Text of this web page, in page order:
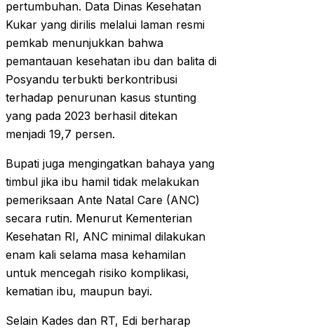
pertumbuhan. Data Dinas Kesehatan
Kukar yang dirilis melalui laman resmi
pemkab menunjukkan bahwa
pemantauan kesehatan ibu dan balita di
Posyandu terbukti berkontribusi
terhadap penurunan kasus stunting
yang pada 2023 berhasil ditekan
menjadi 19,7 persen.
Bupati juga mengingatkan bahaya yang
timbul jika ibu hamil tidak melakukan
pemeriksaan Ante Natal Care (ANC)
secara rutin. Menurut Kementerian
Kesehatan RI, ANC minimal dilakukan
enam kali selama masa kehamilan
untuk mencegah risiko komplikasi,
kematian ibu, maupun bayi.
Selain Kades dan RT, Edi berharap